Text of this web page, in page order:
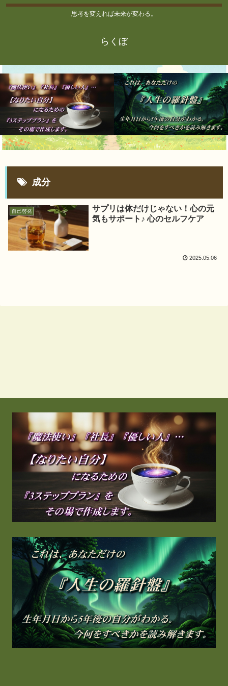
思考を変えれば未来が変わる。
らくぼ
成分
自己啓発
サプリは体だけじゃない！心の元
気もサポート♪ 心のセルフケア
2025.05.06